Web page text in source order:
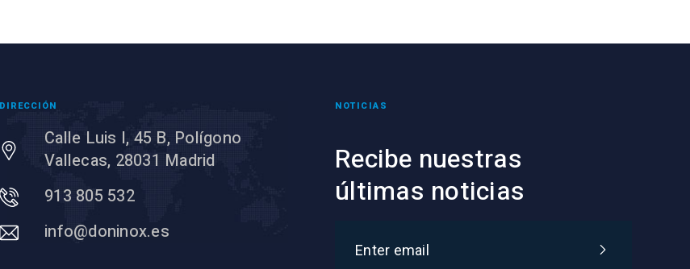
DIRECCIÓN
Calle Luis I, 45 B, Polígono
Vallecas, 28031 Madrid
913 805 532
info@doninox.es
NOTICIAS
Recibe nuestras
últimas noticias